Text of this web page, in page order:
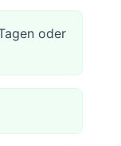
oder